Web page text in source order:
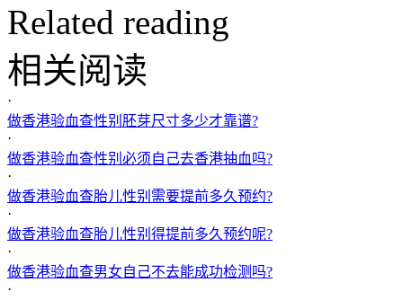
Related reading
相关阅读
·
做香港验血查性别胚芽尺寸多少才靠谱?
·
做香港验血查性别必须自己去香港抽血吗?
·
做香港验血查胎儿性别需要提前多久预约?
·
做香港验血查胎儿性别得提前多久预约呢?
·
做香港验血查男女自己不去能成功检测吗?
·